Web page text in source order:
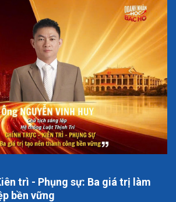
trì - Phụng sự: Ba giá trị làm
bền vững